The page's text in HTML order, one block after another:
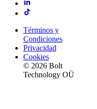
Términos y
Condiciones
Privacidad
Cookies
© 2026 Bolt
Technology OÜ